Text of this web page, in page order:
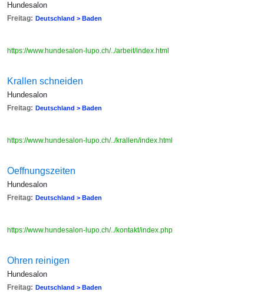
Hundesalon
Freitag: Deutschland > Baden
https://www.hundesalon-lupo.ch/../arbeit/index.html
Krallen schneiden
Hundesalon
Freitag: Deutschland > Baden
https://www.hundesalon-lupo.ch/../krallen/index.html
Oeffnungszeiten
Hundesalon
Freitag: Deutschland > Baden
https://www.hundesalon-lupo.ch/../kontakt/index.php
Ohren reinigen
Hundesalon
Freitag: Deutschland > Baden